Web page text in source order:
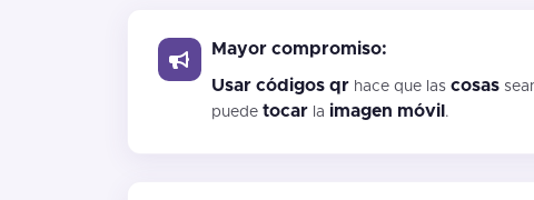
Mayor compromiso:
Usar códigos qr hace que lascosas
puedetocar la imagen móvil.